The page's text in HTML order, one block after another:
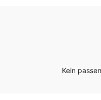
Kein